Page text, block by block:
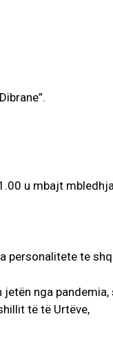
u mbajt
personalitete te
nga
të të Urtëve,